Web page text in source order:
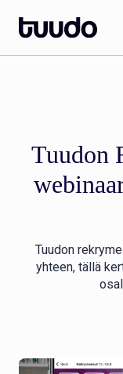
sisältöön
Tuudon
Tuudon
yhteen, tällä